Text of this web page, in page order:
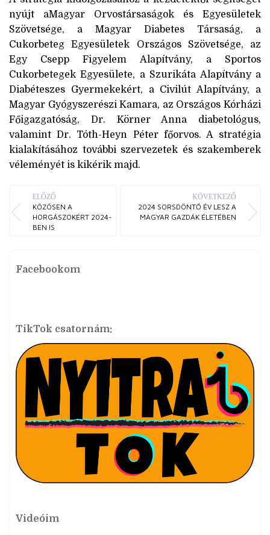
nyújt aMagyar Orvostársaságok és Egyesületek
Szövetsége, a Magyar Diabetes Társaság, a
Cukorbeteg Egyesületek Országos Szövetsége, az
Egy Csepp Figyelem Alapítvány, a Sportos
Cukorbetegek Egyesülete, a Szurikáta Alapítvány a
Diabéteszes Gyermekekért, a Civilút Alapítvány, a
Magyar Gyógyszerészi Kamara, az Országos Kórházi
Főigazgatóság, Dr. Körner Anna diabetológus,
valamint Dr. Tóth-Heyn Péter főorvos. A stratégia
kialakításához további szervezetek és szakemberek
véleményét is kikérik majd.
ELŐZŐ
KÖZÖSEN A
HORGÁSZOKÉRT 2024-
BEN IS
KÖVETKEZŐ
2024 SORSDÖNTŐ ÉV LESZ A
MAGYAR GAZDÁK ÉLETÉBEN
Facebookom
TikTok csatornám:
Videóim